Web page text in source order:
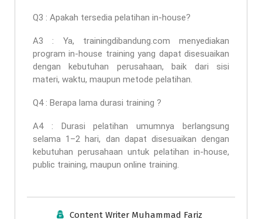
Q3 : Apakah tersedia pelatihan in-house?
A3 : Ya, trainingdibandung.com menyediakan
program in-house training yang dapat disesuaikan
dengan kebutuhan perusahaan, baik dari sisi
materi, waktu, maupun metode pelatihan.
Q4 : Berapa lama durasi training ?
A4 : Durasi pelatihan umumnya berlangsung
selama 1–2 hari, dan dapat disesuaikan dengan
kebutuhan perusahaan untuk pelatihan in-house,
public training, maupun online training.
Content Writer Muhammad Fariz